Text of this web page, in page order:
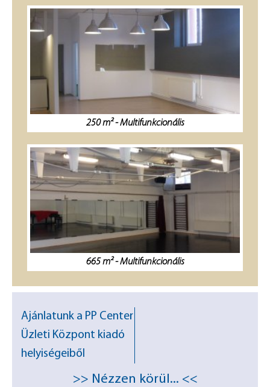
250 m² - Multifunkcionális
665 m² - Multifunkcionális
Ajánlatunk a PP Center
Üzleti Központ kiadó
helyiségeiből
>> Nézzen körül... <<